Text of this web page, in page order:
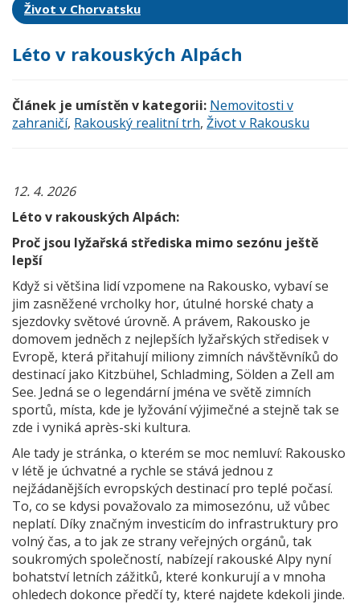
Život v Chorvatsku
Léto v rakouských Alpách
Článek je umístěn v kategorii: Nemovitosti v
zahraničí, Rakouský realitní trh, Život v Rakousku
12. 4. 2026
Léto v rakouských Alpách:
Proč jsou lyžařská střediska mimo sezónu ještě
lepší
Když si většina lidí vzpomene na Rakousko, vybaví se
jim zasněžené vrcholky hor, útulné horské chaty a
sjezdovky světové úrovně. A právem, Rakousko je
domovem jedněch z nejlepších lyžařských středisek v
Evropě, která přitahují miliony zimních návštěvníků do
destinací jako Kitzbühel, Schladming, Sölden a Zell am
See. Jedná se o legendární jména ve světě zimních
sportů, místa, kde je lyžování výjimečné a stejně tak se
zde i vyniká après-ski kultura.
Ale tady je stránka, o kterém se moc nemluví: Rakousko
v létě je úchvatné a rychle se stává jednou z
nejžádanějších evropských destinací pro teplé počasí.
To, co se kdysi považovalo za mimosezónu, už vůbec
neplatí. Díky značným investicím do infrastruktury pro
volný čas, a to jak ze strany veřejných orgánů, tak
soukromých společností, nabízejí rakouské Alpy nyní
bohatství letních zážitků, které konkurují a v mnoha
ohledech dokonce předčí ty, které najdete kdekoli jinde.